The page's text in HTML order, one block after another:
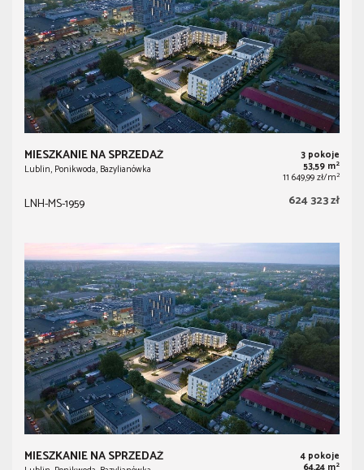
MIESZKANIE NA SPRZEDAŻ
Lublin, Ponikwoda, Bazylianówka
3 pokoje
53,59 m2
11 649,99 zł/m2
LNH-MS-1959 624 323 zł
MIESZKANIE NA SPRZEDAŻ 4 pokoje
2